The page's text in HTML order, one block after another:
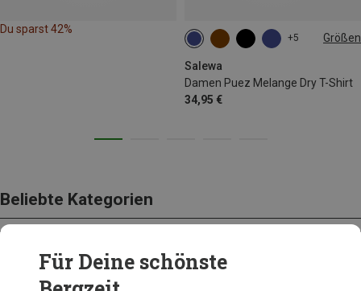
Du sparst 42%
+5 Größen
Salewa
Damen Puez Melange Dry T-Shirt
34,95 €
XS S M
Beliebte Kategorien
BEKLEIDUNG
Für Deine schönste